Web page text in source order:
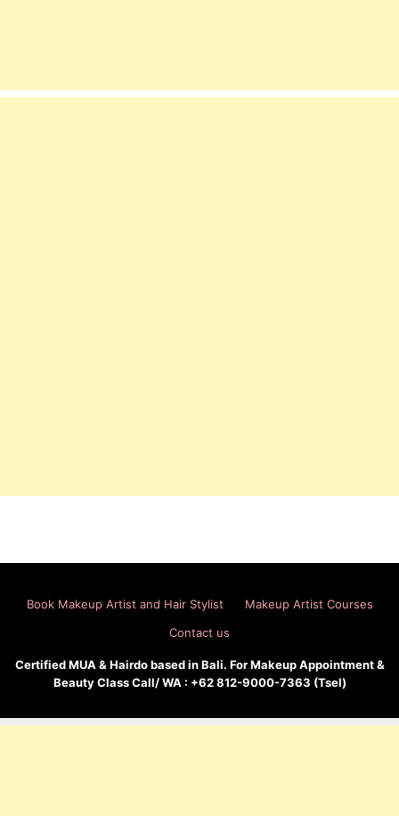
Book Makeup Artist and Hair Stylist
Makeup Artist Courses
Contact us
Certified MUA & Hairdo based in Bali. For Makeup Appointment &
Beauty Class Call/ WA : +62 812-9000-7363 (Tsel)